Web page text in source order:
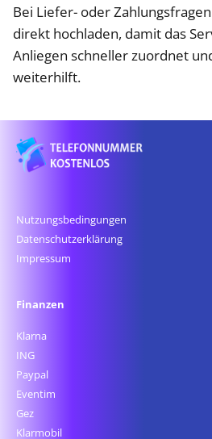
Bei Liefer- oder
direkt hochladen, damit das
Anliegen schneller zuordnet
weiterhilft.
Nutzungsbedingungen
Datenschutz­erklärung
Impressum
Finanzen
Klarna
ING
Paypal
Eventim
Gez
Klarmobil